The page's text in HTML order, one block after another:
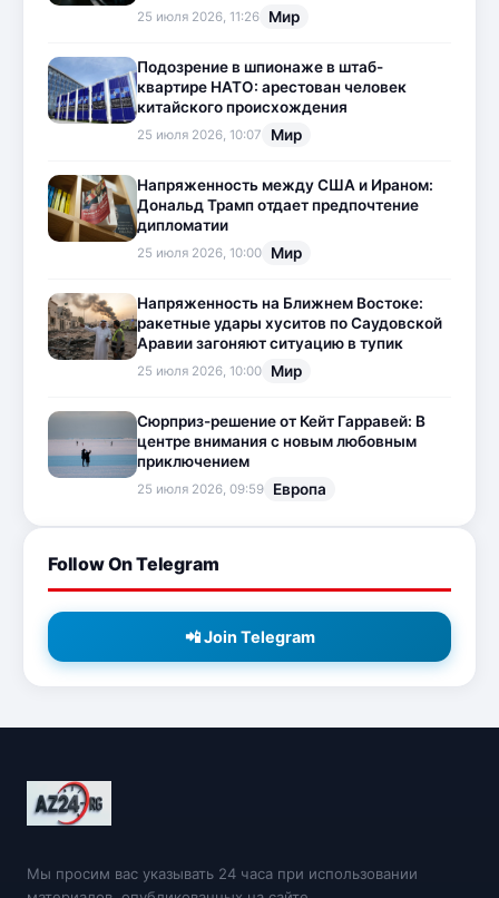
25 июля 2026, 11:26 Мир
Подозрение в шпионаже в штаб-
квартире НАТО: арестован человек
китайского происхождения
25 июля 2026, 10:07 Мир
Напряженность между США и Ираном:
Дональд Трамп отдает предпочтение
дипломатии
25 июля 2026, 10:00 Мир
Напряженность на Ближнем Востоке:
ракетные удары хуситов по Саудовской
Аравии загоняют ситуацию в тупик
25 июля 2026, 10:00 Мир
Сюрприз-решение от Кейт Гарравей: В
центре внимания с новым любовным
приключением
25 июля 2026, 09:59 Европа
Follow On Telegram
📲 Join Telegram
Мы просим вас указывать 24 часа при использовании